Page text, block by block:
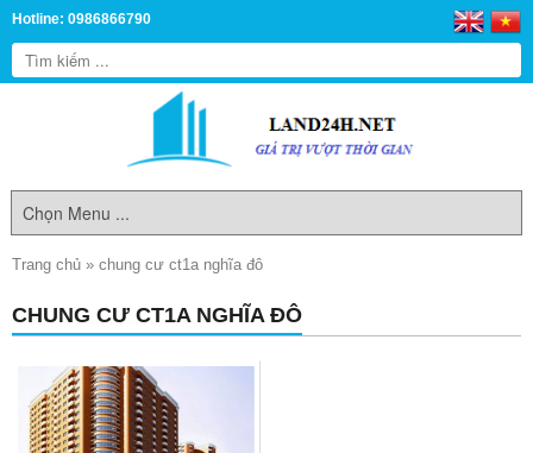
Hotline: 0986866790
Trang chủ » chung cư ct1a nghĩa đô
CHUNG CƯ CT1A NGHĨA ĐÔ